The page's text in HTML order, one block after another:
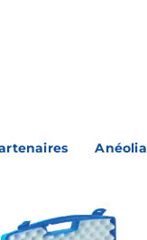
Anéolia